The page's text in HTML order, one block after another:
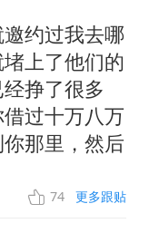
约过我去哪
上了他们的
挣了很多
过十万八万
那里，然后
74 更多跟贴